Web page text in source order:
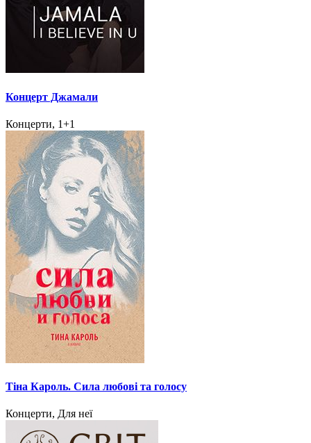
Концерт Джамали
Концерти, 1+1
Тіна Кароль. Сила любові та голосу
Концерти, Для неї